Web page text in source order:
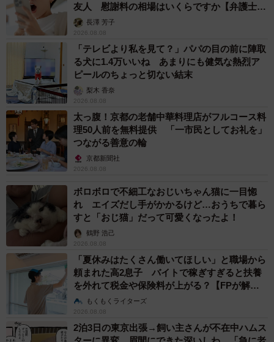
友人 慰謝料の相場はいくらですか【弁護士が
解説】長澤 芳子
2026.08.08
「テレビより私を見て？」パパの目の前に陣取
る犬に1.4万いいね あまりにも健気な熱烈ア
ピールのちょっと切ない結末
梨木 香奈
2026.08.08
太っ腹！京都の老舗中華料理店がフルコース料
理50人前を無料提供 「一市民としてお礼を」
つながる善意の輪
京都新聞社
2026.08.08
ボロボロで不細工なおじいちゃん猫に一目惚
れ エイズだし手がかかるけど…おうちで暮ら
すと「おじ猫」だって可愛くなったよ！
鶴野 浩己
2026.08.08
「夏休みはたくさん働いてほしい」と職場から
頼まれた高2息子 バイトで稼ぎすぎると扶養
を外れて税金や保険料が上がる？【FPが解
説】もくもくライターズ
2026.08.08
2泊3日の東京出張→飼い主さんが不在中ハムス